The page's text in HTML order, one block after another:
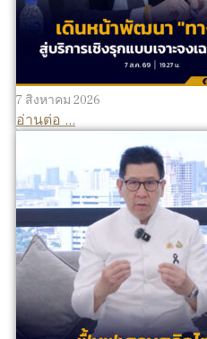
7 สิงหาคม 2026
อ่านต่อ ...